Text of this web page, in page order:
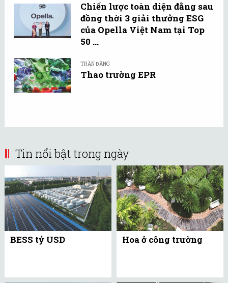
Chiến lược toàn diện đằng sau
đồng thời 3 giải thưởng ESG
của Opella Việt Nam tại Top
50 ...
TRẦN ĐĂNG
Thao trường EPR
Tin nổi bật trong ngày
BESS tỷ USD Hoa ở công trường